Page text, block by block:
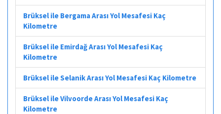
Brüksel ile Bergama Arası Yol Mesafesi Kaç
Kilometre
Brüksel ile Emirdağ Arası Yol Mesafesi Kaç
Kilometre
Brüksel ile Selanik Arası Yol Mesafesi Kaç Kilometre
Brüksel ile Vilvoorde Arası Yol Mesafesi Kaç
Kilometre